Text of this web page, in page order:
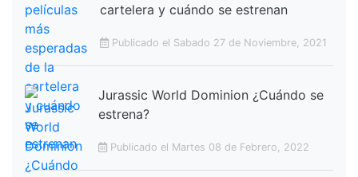
cartelera y cuándo se estrenan
Publicado el Sabado 27 de Noviembre, 2021
Jurassic World Dominion ¿Cuándo se
estrena?
Publicado el Martes 08 de Febrero, 2022